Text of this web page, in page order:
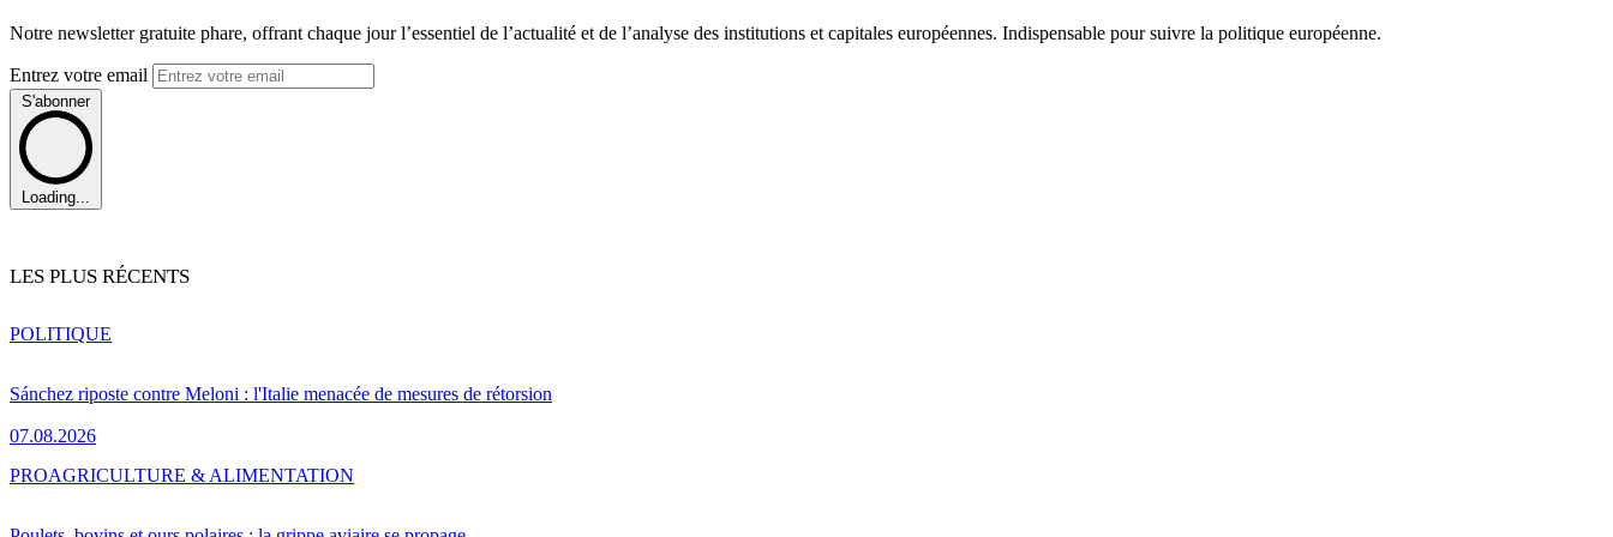
Notre newsletter gratuite phare, offrant chaque jour l’essentiel de l’actualité et de l’analyse des institutions et capitales européennes. Indispensable pour suivre la politique européenne.
Entrez votre email
S'abonner
Loading...
LES PLUS RÉCENTS
Sánchez riposte contre Meloni : l'Italie menacée de mesures de rétorsion
07.08.2026
POLITIQUE
PROAGRICULTURE & ALIMENTATION